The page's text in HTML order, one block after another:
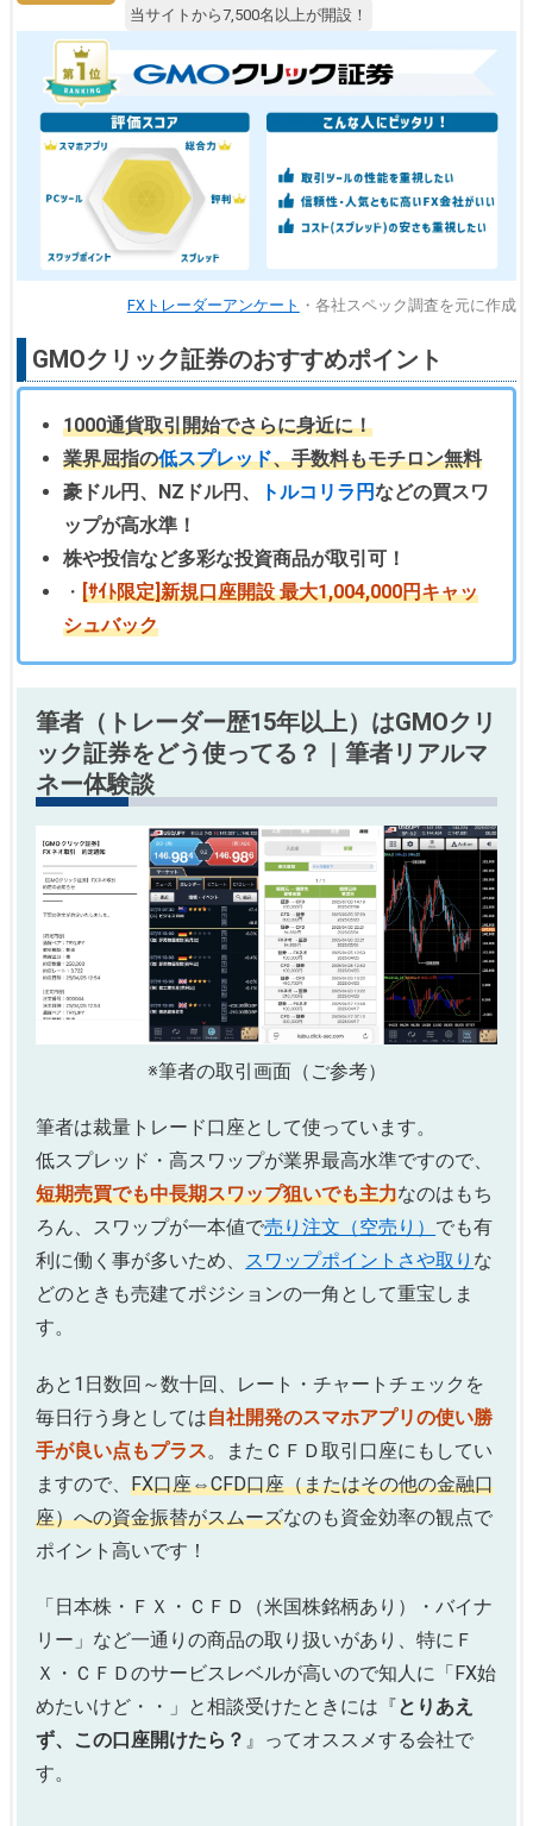
当サイトから7,500名以上が開設！
FXトレーダーアンケート ・各社スペック調査を元に作成
GMOクリック証券のおすすめポイント
1000通貨取引開始でさらに身近に！
業界屈指の低スプレッド、手数料もモチロン無料
豪ドル円、NZドル円、
トルコリラ円などの買スワ
ップが高水準！
株や投信など多彩な投資商品が取引可！
・[ｻｲﾄ限定]新規口座開設 最大1,004,000円キャッ
シュバック
筆者（トレーダー歴15年以上）はGMOクリ
ック証券をどう使ってる？｜筆者リアルマ
ネー体験談
※筆者の取引画面（ご参考）
筆者は裁量トレード口座として使っています。
低スプレッド・高スワップが業界最高水準ですので、
短期売買でも中長期スワップ狙いでも主力なのはもち
ろん、スワップが一本値で売り注文（空売り） でも有
利に働く事が多いため、 スワップポイントさや取り な
どのときも売建てポジションの一角として重宝しま
す。
あと1日数回～数十回、レート・チャートチェックを
毎日行う身としては自社開発のスマホアプリの使い勝
手が良い点もプラス。またＣＦＤ取引口座にもしてい
ますので、FX口座⇔CFD口座（またはその他の金融口
座）への資金振替がスムーズなのも資金効率の観点で
ポイント高いです！
「日本株・ＦＸ・ＣＦＤ（米国株銘柄あり）・バイナ
リー」など一通りの商品の取り扱いがあり、特にＦ
Ｘ・ＣＦＤのサービスレベルが高いので知人に「FX始
めたいけど・・」と相談受けたときには『とりあえ
ず、この口座開けたら？ 』ってオススメする会社で
す。